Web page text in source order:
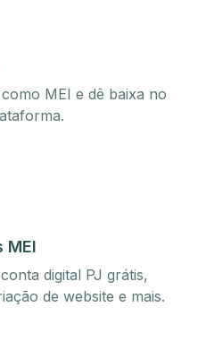
MEI e dê baixa no
MEI
digital PJ grátis,
de website e mais.